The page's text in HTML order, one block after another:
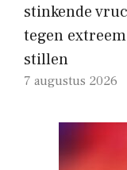
stinkende
tegen
stillen
7 augustus 2026